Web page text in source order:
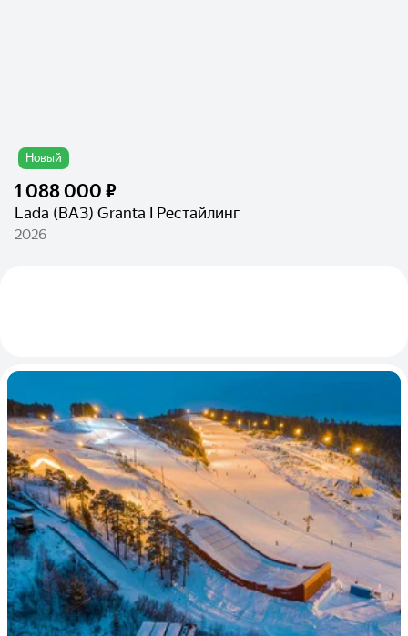
Новый
1 088 000 ₽
Lada (ВАЗ) Granta I Рестайлинг
2026